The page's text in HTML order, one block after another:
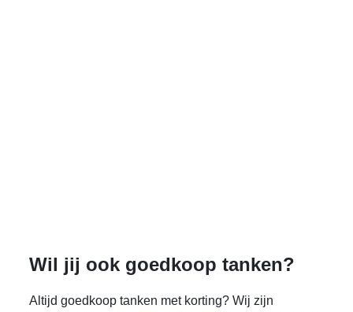
Wil jij ook goedkoop tanken?
Altijd goedkoop tanken met korting? Wij zijn